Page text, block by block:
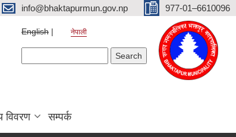
info@bhaktapurmun.gov.np 977-01–6610096
English नेपाली
विवरण सम्पर्क